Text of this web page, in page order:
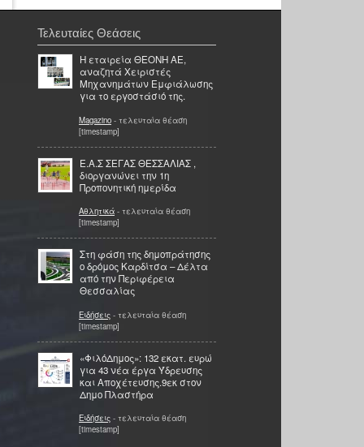
Τελευταίες Θεάσεις
Η εταιρεία ΘΕΟΝΗ ΑΕ,
αναζητά Χειριστές
Μηχανημάτων Εμφιάλωσης
για το εργοστάσιό της.
Magazino - τελευταία θέαση
[timestamp]
Ε.Α.Σ ΣΕΓΑΣ ΘΕΣΣΑΛΙΑΣ ,
διοργανώνει την 1η
Προπονητική ημερίδα
Αθλητικά - τελευταία θέαση
[timestamp]
Στη φάση της δημοπράτησης
ο δρόμος Καρδίτσα – Δέλτα
από την Περιφέρεια
Θεσσαλίας
Ειδήσεις - τελευταία θέαση
[timestamp]
«ΦιλόΔημος»: 132 εκατ. ευρώ
για 43 νέα έργα Ύδρευσης
και Αποχέτευσης.9εκ στον
Δημο Πλαστήρα
Ειδήσεις - τελευταία θέαση
[timestamp]